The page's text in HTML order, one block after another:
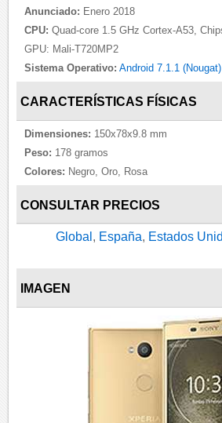
Anunciado: Enero 2018
CPU: Quad-core 1.5 GHz Cortex-A53,
GPU: Mali-T720MP2
Sistema Operativo: Android 7.1.1 (Nougat)
CARACTERÍSTICAS FÍSICAS
Dimensiones: 150x78x9.8 mm
Peso: 178 gramos
Colores: Negro, Oro, Rosa
CONSULTAR PRECIOS
Global , España, Estados
IMAGEN